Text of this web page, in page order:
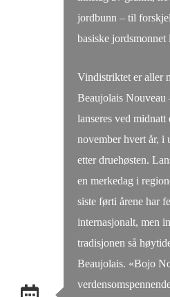
jordbunn – til
basiske jordsmonnet
Vindistriktet er aller
Beaujolais Nouveau
lanseres ved
november hvert år, i
etter druehøsten.
en merkedag i
siste førti årene har
internasjonalt, men
tradisjonen så
Beaujolais. «Bojo